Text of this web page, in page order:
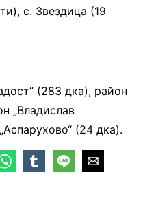
с. Звездица (19
(283 дка), район
„Владислав
(24 дка).